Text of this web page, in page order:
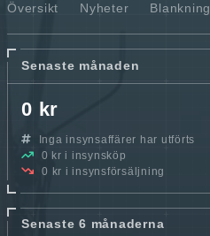
Översikt Nyheter Blankning
Senaste månaden
0 kr
Inga insynsaffärer har utförts
0 kr i insynsköp
0 kr i insynsförsäljning
Senaste 6 månaderna